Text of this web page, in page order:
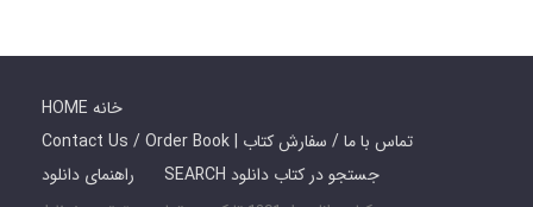
HOME خانه
Contact Us / Order Book | تماس با ما / سفارش کتاب
راهنمای دانلود
SEARCH جستجو در کتاب دانلود